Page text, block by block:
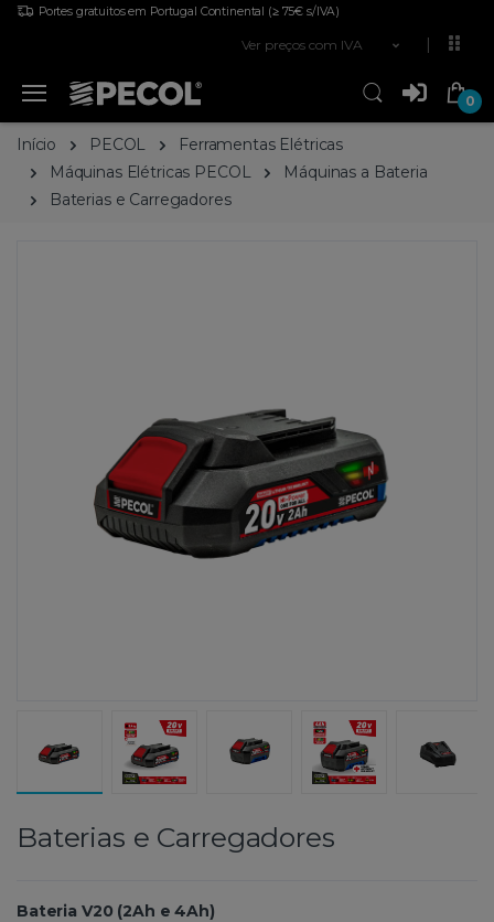
Portes gratuitos em Portugal Continental (≥ 75€ s/IVA)
Ver preços com IVA
0
Início PECOL
Ferramentas Elétricas
Máquinas Elétricas PECOL
Máquinas a Bateria
Baterias e Carregadores
Baterias e Carregadores
Bateria V20 (2Ah e 4Ah)